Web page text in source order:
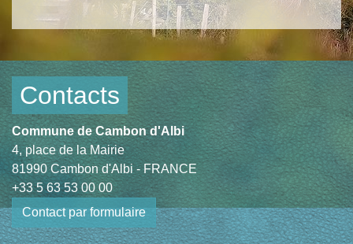
Contacts
Commune de Cambon d'Albi
4, place de la Mairie
81990 Cambon d'Albi - FRANCE
+33 5 63 53 00 00
Contact par formulaire